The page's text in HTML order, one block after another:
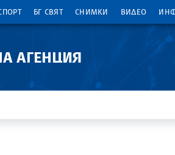
БГ СВЯТ СНИМКИ ВИДЕО
АГЕНЦИЯ